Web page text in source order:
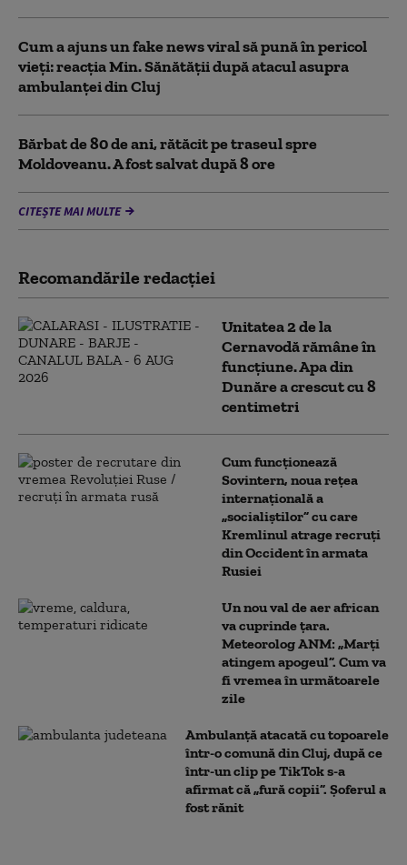
Cum a ajuns un fake news viral să pună în pericol
vieți: reacția Min. Sănătății după atacul asupra
ambulanței din Cluj
Bărbat de 80 de ani, rătăcit pe traseul spre
Moldoveanu. A fost salvat după 8 ore
CITEȘTE MAI MULTE
Recomandările redacţiei
Unitatea 2 de la
Cernavodă rămâne în
funcțiune. Apa din
Dunăre a crescut cu 8
centimetri
Cum funcționează
Sovintern, noua rețea
internațională a
„socialiștilor” cu care
Kremlinul atrage recruți
din Occident în armata
Rusiei
Un nou val de aer african
va cuprinde țara.
Meteorolog ANM: „Marți
atingem apogeul”. Cum va
fi vremea în următoarele
zile
Ambulanţă atacată cu topoarele
într-o comună din Cluj, după ce
într-un clip pe TikTok s-a
afirmat că „fură copii”. Șoferul a
fost rănit